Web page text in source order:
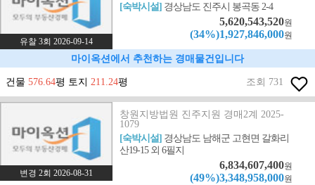
유찰 3회 2026-09-14
[숙박시설] 경상남도 진주시 봉곡동 2-4
5,620,543,520원
(34%)1,927,846,000원
마이옥션에서 추천하는 경매물건입니다
건물 576.64평 토지 211.24평 조회 731
변경 2회 2026-08-31
창원지방법원 진주지원 경매2계 2025-
1079
[숙박시설] 경상남도 남해군 고현면 갈화리
산19-15 외 6필지
6,834,607,400원
(49%)3,348,958,000원